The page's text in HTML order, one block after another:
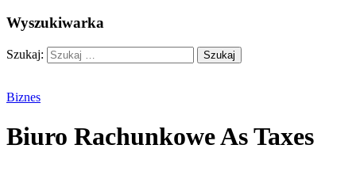
Wyszukiwarka
Szukaj:
Biznes
Biuro Rachunkowe As Taxes